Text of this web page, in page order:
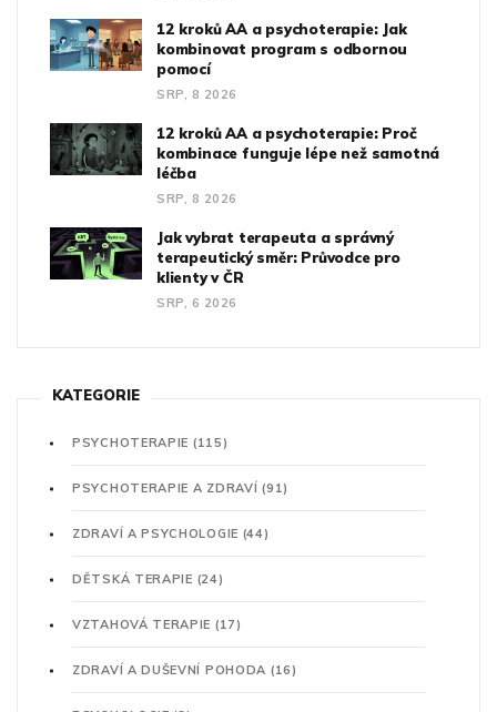
12 kroků AA a psychoterapie: Jak
kombinovat program s odbornou
pomocí
SRP, 8 2026
12 kroků AA a psychoterapie: Proč
kombinace funguje lépe než samotná
léčba
SRP, 8 2026
Jak vybrat terapeuta a správný
terapeutický směr: Průvodce pro
klienty v ČR
SRP, 6 2026
KATEGORIE
PSYCHOTERAPIE (115)
PSYCHOTERAPIE A ZDRAVÍ(91)
ZDRAVÍ A PSYCHOLOGIE (44)
DĚTSKÁ TERAPIE (24)
VZTAHOVÁ TERAPIE (17)
ZDRAVÍ A DUŠEVNÍ POHODA (16)